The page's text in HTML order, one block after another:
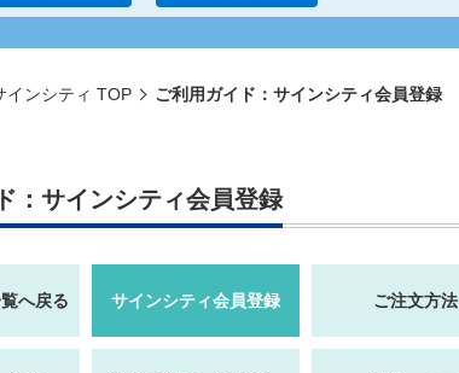
インシティ TOP ご利用ガイド：サインシティ会員登録
：サインシティ会員登録
へ戻る サインシティ会員登録 ご注文方法